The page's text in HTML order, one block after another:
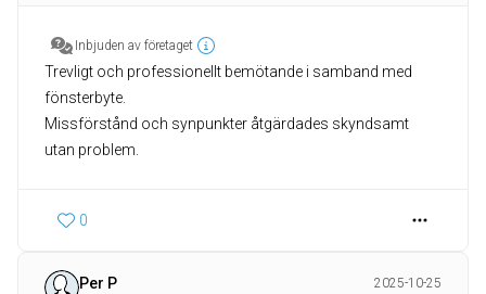
Inbjuden av företaget
Trevligt och professionellt bemötande i samband med
fönsterbyte.
Missförstånd och synpunkter åtgärdades skyndsamt
0
Per P
2025-10-25